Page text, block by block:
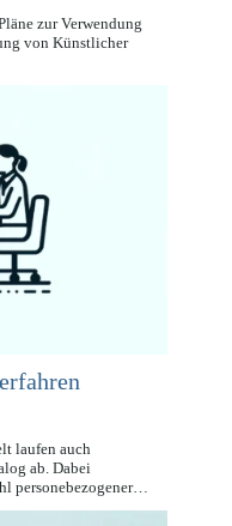
zur Verwendung
von Künstlicher
laufen auch
ab. Dabei
personebezogener…